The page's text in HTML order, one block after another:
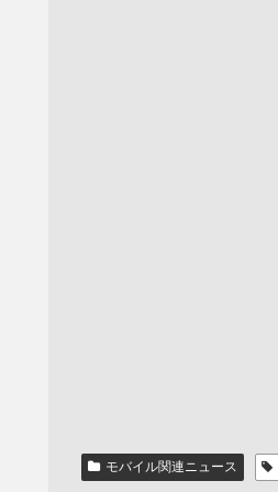
モバイル関連ニュース